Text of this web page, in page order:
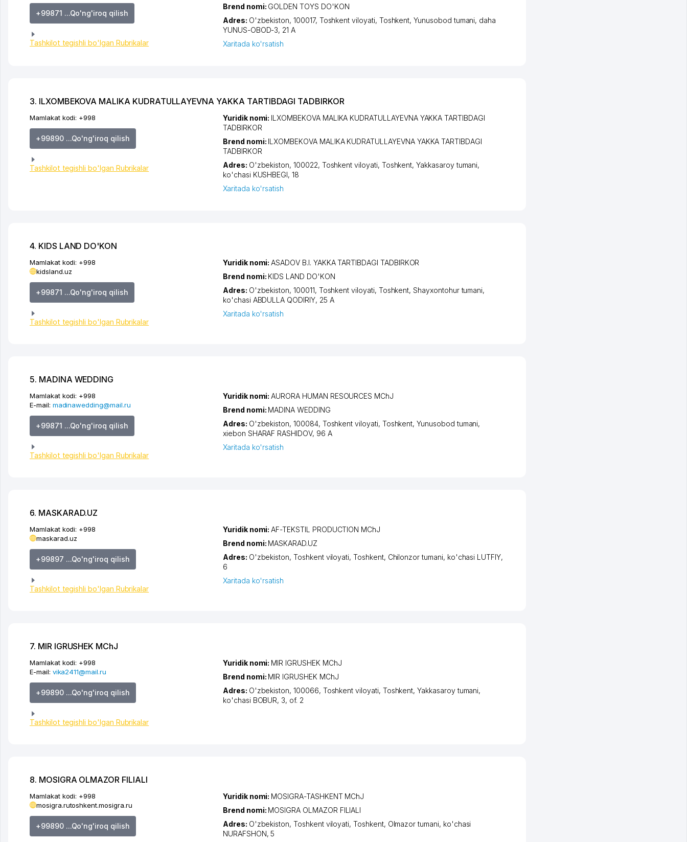
+99871 ...Qo'ng'iroq qilish
Tashkilot tegishli bo'lgan Rubrikalar
Brend nomi: GOLDEN TOYS DO'KON
Adres: O'zbekiston, 100017, Toshkent viloyati, Toshkent,Yunusobod tumani, daha
YUNUS-OBOD-3, 21 А
Xaritada ko'rsatish
3. ILXOMBEKOVA MALIKA KUDRATULLAYEVNA YAKKA TARTIBDAGI TADBIRKOR
Mamlakat kodi: +998
+99890 ...Qo'ng'iroq qilish
Tashkilot tegishli bo'lgan Rubrikalar
Yuridik nomi: ILXOMBEKOVA MALIKA KUDRATULLAYEVNA YAKKA TARTIBDAGI
TADBIRKOR
Brend nomi: ILXOMBEKOVA MALIKA KUDRATULLAYEVNA YAKKA TARTIBDAGI
TADBIRKOR
Adres: O'zbekiston, 100022, Toshkent viloyati, Toshkent,Yakkasaroy tumani,
ko'chasi KUSHBEGI, 18
Xaritada ko'rsatish
4. KIDS LAND DO'KON
Mamlakat kodi: +998
kidsland.uz
+99871 ...Qo'ng'iroq qilish
Tashkilot tegishli bo'lgan Rubrikalar
Yuridik nomi:ASADOV B.I. YAKKA TARTIBDAGI TADBIRKOR
Brend nomi: KIDS LAND DO'KON
Adres: O'zbekiston, 100011, Toshkent viloyati, Toshkent,Shayxontohur tumani,
ko'chasi ABDULLA QODIRIY, 25 A
Xaritada ko'rsatish
5. MADINA WEDDING
Mamlakat kodi: +998
E-mail: madinawedding@mail.ru
+99871 ...Qo'ng'iroq qilish
Tashkilot tegishli bo'lgan Rubrikalar
Yuridik nomi:AURORA HUMAN RESOURCES MChJ
Brend nomi: MADINA WEDDING
Adres: O'zbekiston, 100084, Toshkent viloyati, Toshkent,Yunusobod tumani,
xiеbon SHARAF RASHIDOV, 96 А
Xaritada ko'rsatish
6. MASKARAD.UZ
Mamlakat kodi: +998
maskarad.uz
+99897 ...Qo'ng'iroq qilish
Tashkilot tegishli bo'lgan Rubrikalar
Yuridik nomi:AF-TEKSTIL PRODUCTION MChJ
Brend nomi: MASKARAD.UZ
Adres: O'zbekiston,Toshkent viloyati,Toshkent, Chilonzor tumani, ko'chasi LUTFIY,
6
Xaritada ko'rsatish
7. MIR IGRUSHEK MChJ
Mamlakat kodi: +998
E-mail: vika2411@mail.ru
+99890 ...Qo'ng'iroq qilish
Tashkilot tegishli bo'lgan Rubrikalar
Yuridik nomi: MIR IGRUSHEK MChJ
Brend nomi: MIR IGRUSHEK MChJ
Adres: O'zbekiston, 100066, Toshkent viloyati, Toshkent,Yakkasaroy tumani,
ko'chasi BOBUR, 3, of. 2
8. MOSIGRA OLMAZOR FILIALI
Mamlakat kodi: +998
mosigra.rutoshkent.mosigra.ru
+99890 ...Qo'ng'iroq qilish
Yuridik nomi: MOSIGRA-TASHKENT MChJ
Brend nomi: MOSIGRA OLMAZOR FILIALI
Adres: O'zbekiston,Toshkent viloyati,Toshkent, Olmazor tumani, ko'chasi
NURAFSHON, 5